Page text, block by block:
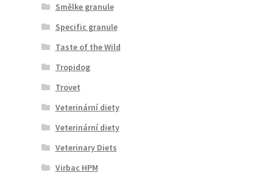
Smělke granule
Specific granule
Taste of the Wild
Tropidog
Trovet
Veterinární diety
Veterinární diety
Veterinary Diets
Virbac HPM